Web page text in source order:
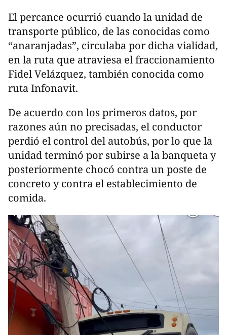
El percance ocurrió cuando la unidad de
transporte público, de las conocidas como
“anaranjadas”, circulaba por dicha vialidad,
en la ruta que atraviesa el fraccionamiento
Fidel Velázquez, también conocida como
ruta Infonavit.
De acuerdo con los primeros datos, por
razones aún no precisadas, el conductor
perdió el control del autobús, por lo que la
unidad terminó por subirse a la banqueta y
posteriormente chocó contra un poste de
concreto y contra el establecimiento de
comida.